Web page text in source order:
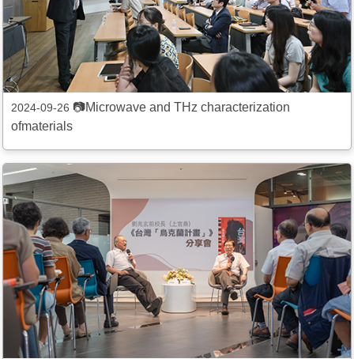
2024-09-26📷Microwave and THz characterization
ofmaterials